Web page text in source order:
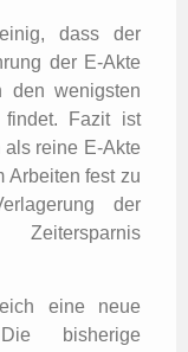
dass der
der E-Akte
wenigsten
findet. Fazit ist
reine E-Akte
Arbeiten fest zu
der
eine neue
bisherige